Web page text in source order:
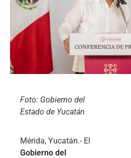
Foto: Gobierno del
Estado de Yucatán
Mérida, Yucatán.- El
Gobierno del